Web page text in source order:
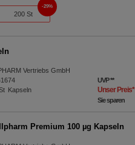
200 St
29%
Vertriebs GmbH
Kapseln
UVP**
Unser Preis*
Sie sparen
Premium 100 µg Kapseln